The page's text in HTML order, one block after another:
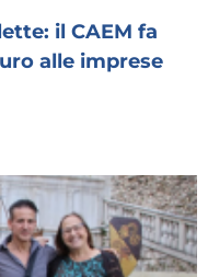
il CAEM fa
alle imprese